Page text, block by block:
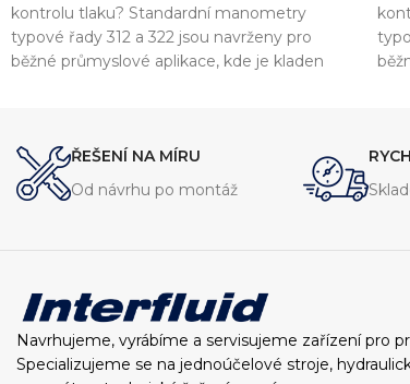
kontrolu tlaku? Standardní manometry
typové řady 312 a 322 jsou navrženy pro
běžné průmyslové aplikace, kde je kladen
ŘEŠENÍ NA MÍRU
Od návrhu po montáž
Navrhujeme, vyrábíme a servisujeme zařízení pro
Specializujeme se na jednoúčelové stroje,